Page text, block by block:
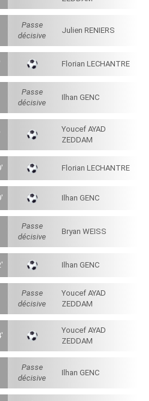
Passe
décisive
Julien RENIERS
Florian LECHANTRE
Passe
décisive
Ilhan GENC
Youcef AYAD
ZEDDAM
Florian LECHANTRE
Ilhan GENC
Passe
décisive
Bryan WEISS
Ilhan GENC
Passe
décisive
Youcef AYAD
ZEDDAM
Youcef AYAD
ZEDDAM
Passe
décisive
Ilhan GENC